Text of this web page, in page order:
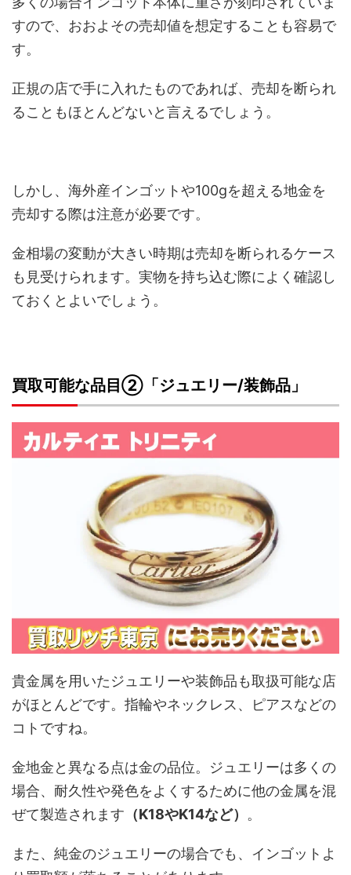
すので、おおよその売却値を想定することも容易で
す。
正規の店で手に入れたものであれば、売却を断られ
ることもほとんどないと言えるでしょう。
しかし、海外産インゴットや100gを超える地金を
売却する際は注意が必要です。
金相場の変動が大きい時期は売却を断られるケース
も見受けられます。実物を持ち込む際によく確認し
ておくとよいでしょう。
買取可能な品目②「ジュエリー/装飾品」
貴金属を用いたジュエリーや装飾品も取扱可能な店
がほとんどです。指輪やネックレス、ピアスなどの
コトですね。
金地金と異なる点は金の品位。ジュエリーは多くの
場合、耐久性や発色をよくするために他の金属を混
ぜて製造されます （K18やK14など） 。
また、純金のジュエリーの場合でも、インゴットよ